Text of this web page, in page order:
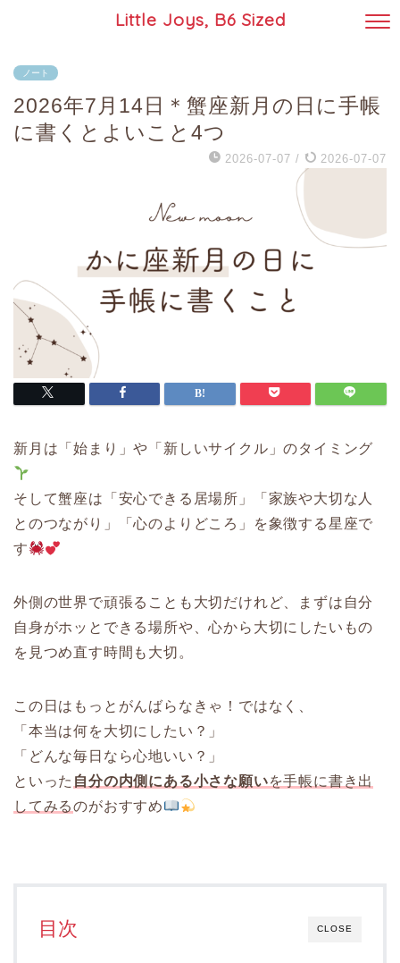
Little Joys, B6 Sized
ノート
2026年7月14日＊蟹座新月の日に手帳
に書くとよいこと4つ
2026-07-07 / 2026-07-07
新月は「始まり」や「新しいサイクル」のタイミング
そして蟹座は「安心できる居場所」「家族や大切な人
とのつながり」「心のよりどころ」を象徴する星座で
す
外側の世界で頑張ることも大切だけれど、まずは自分
自身がホッとできる場所や、心から大切にしたいもの
を見つめ直す時間も大切。
この日はもっとがんばらなきゃ！ではなく、
「本当は何を大切にしたい？」
「どんな毎日なら心地いい？」
といった 自分の内側にある小さな願いを手帳に書き出
してみるのがおすすめ
CLOSE
目次